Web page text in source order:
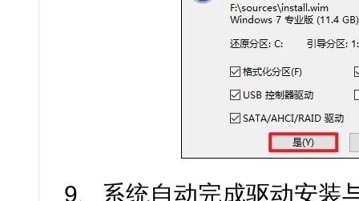
9、系统自动完成驱动安装